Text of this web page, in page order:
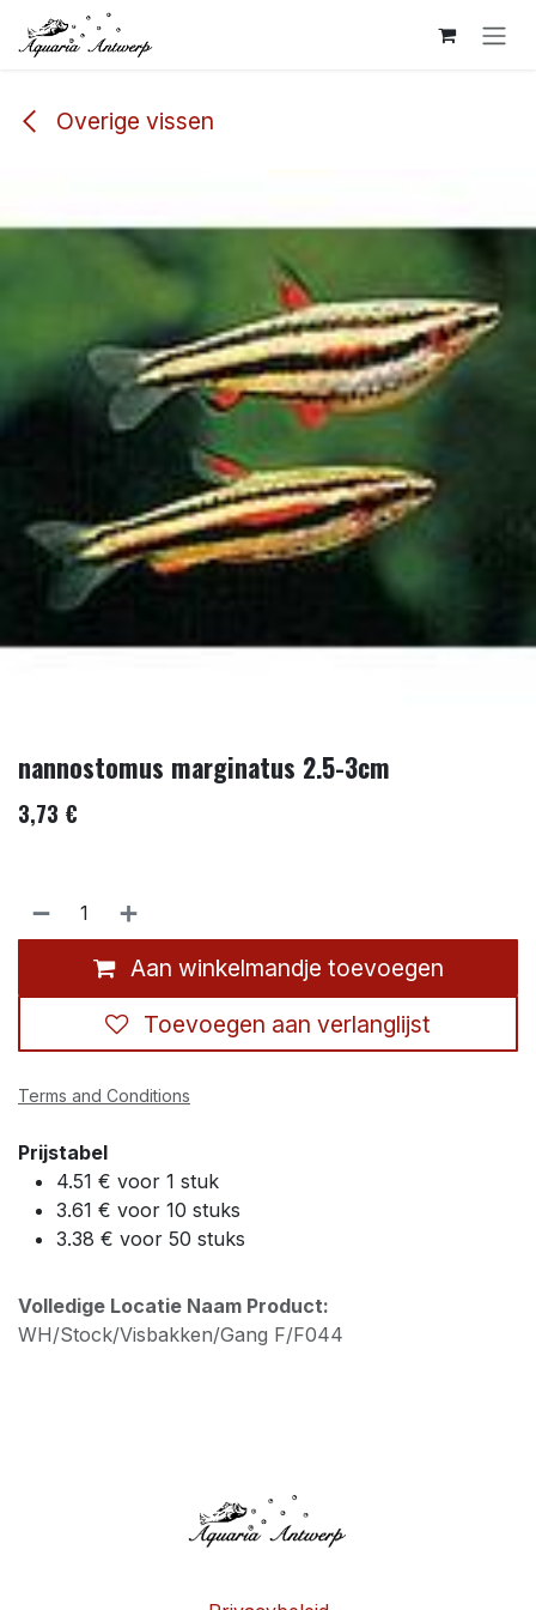
Overslaan naar inhoud
Overige vissen
nannostomus marginatus 2.5-3cm
3,73 €
Aan winkelmandje toevoegen
Toevoegen aan verlanglijst
Terms and Conditions
Prijstabel
4.51 € voor 1 stuk
3.61 € voor 10 stuks
3.38 € voor 50 stuks
Volledige Locatie Naam Product:
WH/Stock/Visbakken/Gang F/F044